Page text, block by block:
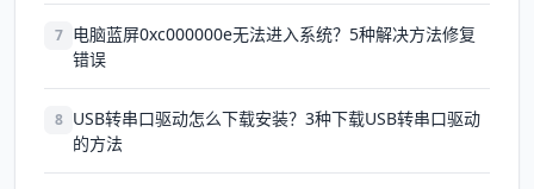
7 电脑蓝屏0xc000000e无法进入系统？5种解决方法修复
错误
8 USB转串口驱动怎么下载安装？3种下载USB转串口驱动
的方法